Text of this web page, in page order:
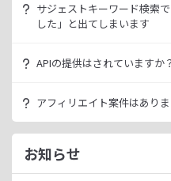
ただ、有料プランを利用す
上させることができます。
ラッコID（メールアドレス
ことで制限が緩和されます
ご登録済みで制限に到達さ
サジェストキーワード検索
した」と出てしまいます
ッコキーワードでも出力する
サジェスト情報を出さない仕
今後はサジェスト以外のキ
て提供してまいりますので、
ございます。
APIの提供はされていますか？
詳細は ラッコキーワードAPI
い。
アフィリエイト案件はありま
ラッコIDアフィリエイトに
ィリエイト案件をお取り扱い
無料のユーザー登録、利用
お知らせ